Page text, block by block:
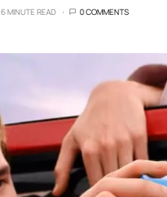
6 MINUTE READ 0 COMMENTS